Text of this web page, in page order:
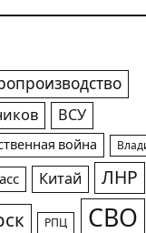
ВСУ
война
Китай ЛНР
РПЦ СВО